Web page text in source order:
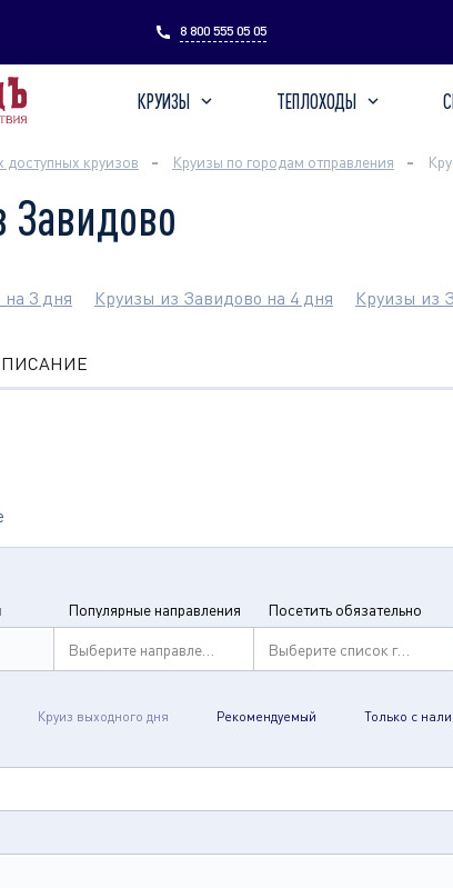
8 800 555 05 05
КРУИЗЫ ТЕПЛОХОДЫ
запрос
доступных круизов Круизы по городам отправления
Завидово
3 дня Круизы из Завидово на 4 дня Круизы из
Популярные направления
Выберите направление
Посетить обязательно
Выберите список городов
Круиз выходного дня Рекомендуемый Только с